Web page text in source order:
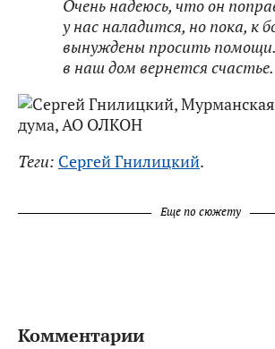
Очень надеюсь, что он
у нас наладится, но пока, к
вынуждены просить
в наш дом вернется
Теги: Сергей Гнилицкий.
Еще по сюжету
Комментарии